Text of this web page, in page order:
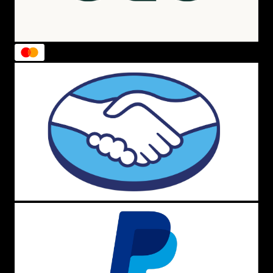
Soluções Inteligentes e Moda Casa
Estendendo o conceito de sofisticação para além do
utilidades. Facilite a gestão das suas roupas com
acessórios funcionais de lavanderia — como cestos
organizadores de roupa suja e tábuas de amolar e passar
de alta estabilidade —, além de equipar o coração do seu
lar com itens de cozinha que são verdadeiros ícones de
design, como as famosas panelas e cerâmicas francesas
Le Creuset
3. As Grifes de Camisetas Mais Desejadas
buscas globais, o universo esportivo e a cultura
streetwear para fazer parte do seu dia a dia:
Camiseta Adidas:
Carrega o peso histórico das
Três Listras e do icônico logotipo
escolha definitiva para quem busca durabilidade